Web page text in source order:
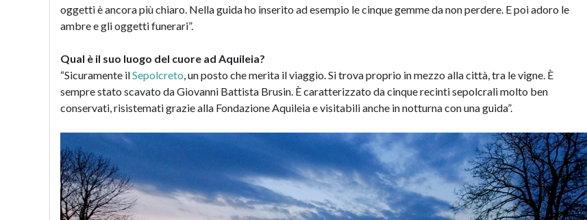
oggetti è ancora più chiaro. Nella guida ho inserito ad esempio le cinque gemme da non perdere. E poi adoro le
ambre e gli oggetti funerari”.
Qual è il suo luogo del cuore ad Aquileia?
“Sicuramente ilSepolcreto, un posto che merita il viaggio. Si trova proprio in mezzo alla città, tra le vigne. È
sempre stato scavato da Giovanni Battista Brusin. È caratterizzato da cinque recinti sepolcrali molto ben
conservati, risistemati grazie alla Fondazione Aquileia e visitabili anche in notturna con una guida”.